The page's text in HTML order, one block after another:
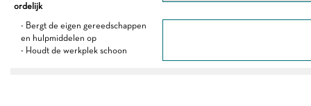
ordelijk
- Bergt de eigen gereedschappen
en hulpmiddelen op
- Houdt de werkplek schoon